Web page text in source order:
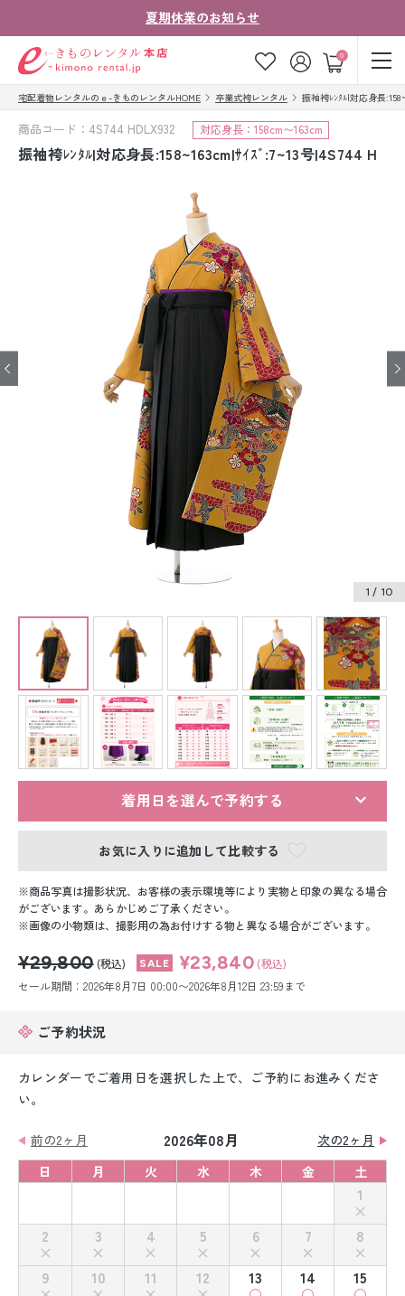
夏期休業のお知らせ
0
ゲスト
お気に入り ログイン カート
ご注文の流れ
法人・グループの
お客様はこちら
着物の種類から探す
七五三レンタル
訪問着・付下げレンタル
ジュニア着物レンタル
ジュニア洋装レンタル
ベビー洋装レンタル
紋付袴レンタル
男性礼装レンタル
スーツレンタル
白無垢&紋付袴レンタル
引き振袖レンタル
小物販売品
宅配着物レンタルのｅ-きものレンタルHOME 卒業式袴レンタル 振袖袴ﾚﾝﾀﾙ|対応身長
商品コード：4S744 HDLX932 対応身長：158cm〜163cm
振袖袴ﾚﾝﾀﾙ|対応身長:158~163cm|ｻｲｽﾞ:7~13号|4S744 H
1 / 10
着用日を選んで予約する
お気に入りに追加して比較する
商品写真は撮影状況、お客様の表示環境等により実物と印象の異なる場合
がございます。あらかじめご了承ください。
画像の小物類は、撮影用の為お付けする物と異なる場合がございます。
¥29,800 (税込) ¥23,840 (税込)
セール期間：2026年8月7日 00:00〜2026年8月12日 23:59まで
ご予約状況
カレンダーでご着用日を選択した上で、ご予約にお進みくださ
い。
前の2ヶ月 2026年08月
次の2ヶ月
日
月 火 水 木 金 土
1
2
3 4 5 6 7
8
9
10 11 12 13 14
15